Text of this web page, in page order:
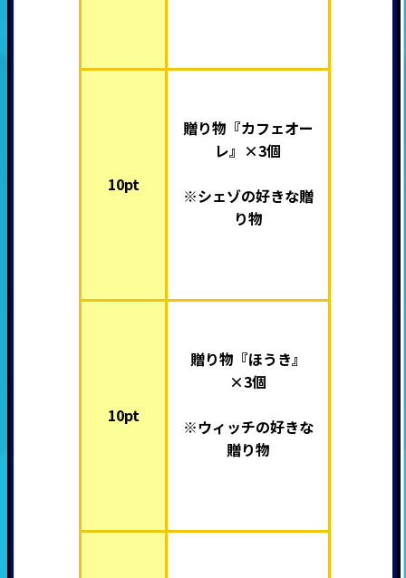
10pt
贈り物『カフェオー
レ』×3個
※シェゾの好きな贈
り物
10pt
贈り物『ほうき』
×3個
※ウィッチの好きな
贈り物